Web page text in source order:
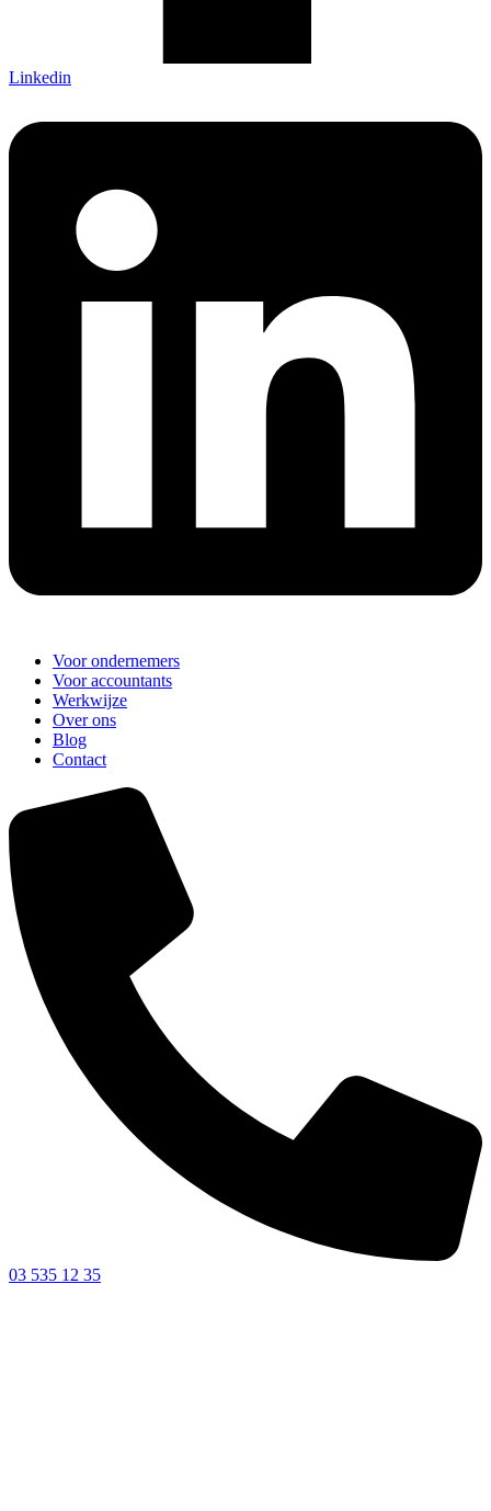
Linkedin
Main
Menu
Voor ondernemers
Voor accountants
Werkwijze
Over ons
Blog
Contact
03 535 12 35